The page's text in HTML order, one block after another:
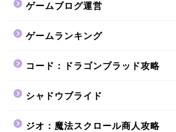
ゲームブログ運営
ゲームランキング
コード：ドラゴンブラッド攻略
シャドウブライド
ジオ：魔法スクロール商人攻略